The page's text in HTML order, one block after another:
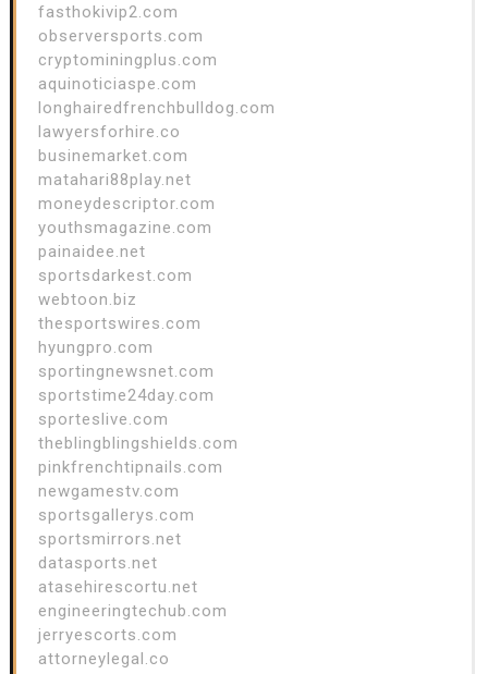
fasthokivip2.com
observersports.com
cryptominingplus.com
aquinoticiaspe.com
longhairedfrenchbulldog.com
lawyersforhire.co
businemarket.com
matahari88play.net
moneydescriptor.com
youthsmagazine.com
painaidee.net
sportsdarkest.com
webtoon.biz
thesportswires.com
hyungpro.com
sportingnewsnet.com
sportstime24day.com
sporteslive.com
theblingblingshields.com
pinkfrenchtipnails.com
newgamestv.com
sportsgallerys.com
sportsmirrors.net
datasports.net
atasehirescortu.net
engineeringtechub.com
jerryescorts.com
attorneylegal.co